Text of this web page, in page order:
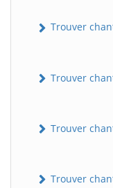
Trouver
Trouver
Trouver
Trouver